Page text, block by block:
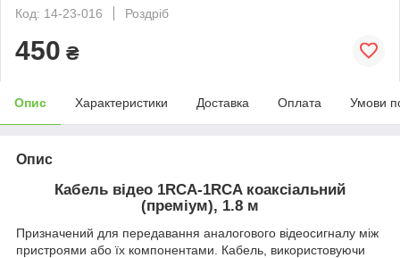
Код: 14-23-016
Роздріб
450 ₴
Опис Характеристики Доставка Оплата Умови
Опис
Кабель відео 1RCA-1RCA коаксіальний
(преміум), 1.8 м
Призначений для передавання аналогового відеосигналу між
пристроями або їх компонентами. Кабель, використовуючи